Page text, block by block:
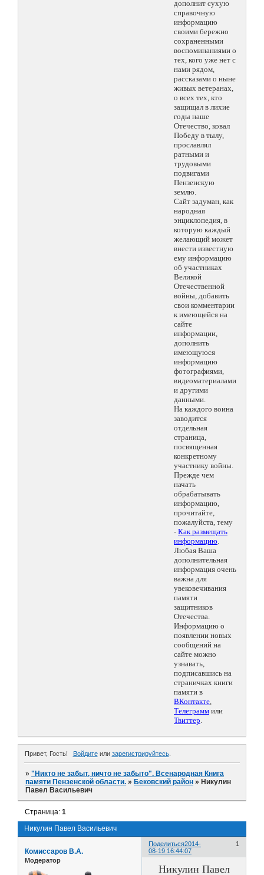
дополнит сухую
справочную
информацию
своими бережно
сохраненными
воспоминаниями о
тех, кого уже нет с
нами рядом,
рассказами о ныне
живых ветеранах,
о всех тех, кто
защищал в лихие
годы наше
Отечество, ковал
Победу в тылу,
прославлял
ратными и
трудовыми
подвигами
Пензенскую
землю.
Сайт задуман, как
народная
энциклопедия, в
которую каждый
желающий может
внести известную
ему информацию
об участниках
Великой
Отечественной
войны, добавить
свои комментарии
к имеющейся на
сайте
информации,
дополнить
имеющуюся
информацию
фотографиями,
видеоматериалами
и другими
данными.
На каждого воина
заводится
отдельная
страница,
посвященная
конкретному
участнику войны.
Прежде чем
начать
обрабатывать
информацию,
прочитайте,
пожалуйста, тему
- Как размещать
информацию.
Любая Ваша
дополнительная
информация очень
важна для
увековечивания
памяти
защитников
Отечества.
Информацию о
появлении новых
сообщений на
сайте можно
узнавать,
подписавшись на
страничках книги
памяти в
ВКонтакте,
Телеграмм или
Твиттер.
Привет, Гость! Войдитеили зарегистрируйтесь.
»"Никто не забыт, ничто не забыто". Всенародная Книга
памяти Пензенской области. » Бековский район » Никулин
Павел Васильевич
Никулин Павел Васильевич
Страница:1
Поделиться 1
2014-
08-19 16:44:07
Комиссаров В.А.
Модератор
Никулин Павел